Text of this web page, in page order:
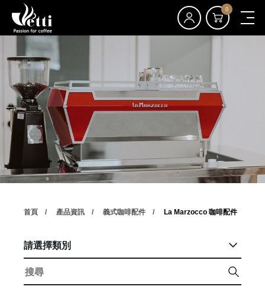
0
首頁 產品資訊 義式咖啡配件 La Marzocco 咖啡配件
請選擇類別